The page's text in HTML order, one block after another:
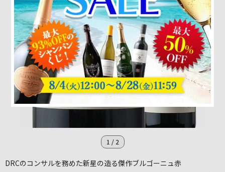
1 / 2
DRCのコンサルを務めた新星の造る傑作ブルゴーニュ赤